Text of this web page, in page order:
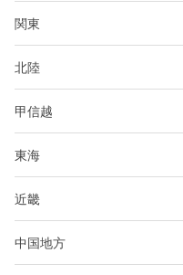
関東
北陸
甲信越
東海
近畿
中国地方